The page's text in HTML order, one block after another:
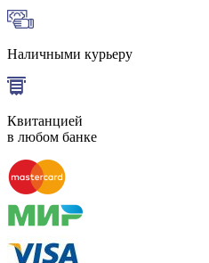
Наличными курьеру
Квитанцией
в любом банке